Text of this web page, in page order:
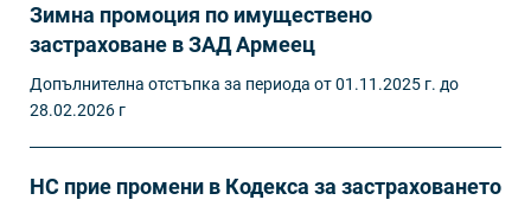
Зимна промоция по имуществено
застраховане в ЗАД Армеец
Допълнителна отстъпка за периода от 01.11.2025 г. до
28.02.2026 г
НС прие промени в Кодекса за застраховането